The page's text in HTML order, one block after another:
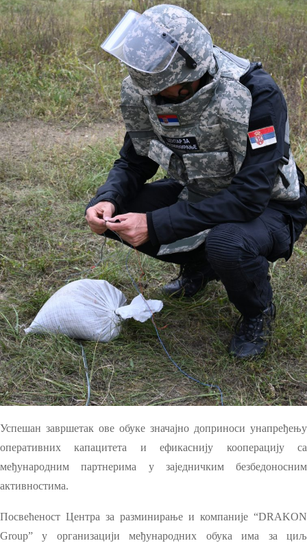
Успешан завршетак ове обуке значајно доприноси унапређењу
оперативних капацитета и ефикаснију кооперацију са
међународним партнерима у заједничким безбедоносним
активностима.
Посвећеност Центра за разминирање и компаније “DRAKON
Group”у организацији међународних обука има за циљ